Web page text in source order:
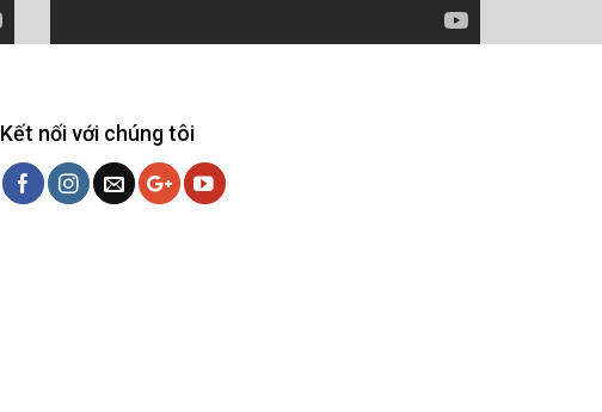
Kết nối với chúng tôi